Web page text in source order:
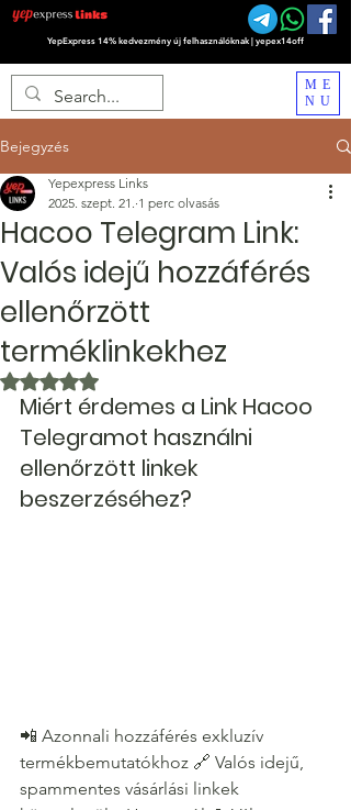
YepExpress 14% kedvezmény új felhasználóknak | yepex14off
ME
NU
Bejegyzés
Hacoo Telegram Link:
Valós idejű hozzáférés
ellenőrzött
terméklinkekhez
Yepexpress Links
2025. szept. 21. 1 perc olvasás
NaN csillagot kapott az 5-ből.
Miért érdemes a Link Hacoo
Telegramot használni
ellenőrzött linkek
beszerzéséhez?
📲 Azonnali hozzáférés exkluzív
termékbemutatókhoz 🔗 Valós idejű,
spammentes vásárlási linkek